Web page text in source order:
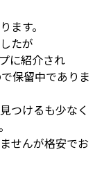
ます。
たが
に紹介され
保留中でありま
つけるも少なく
せんが格安でお